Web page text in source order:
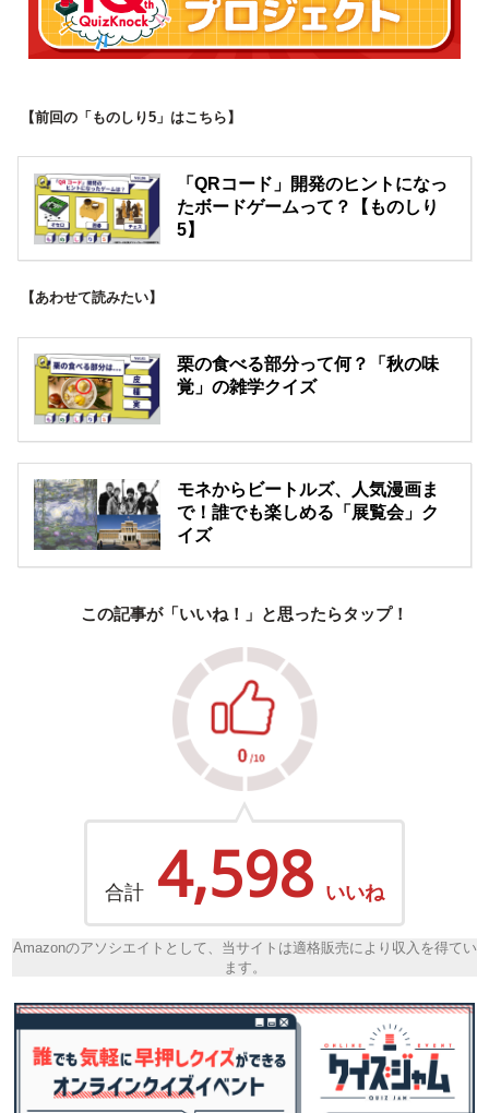
【前回の「ものしり5」はこちら】
「QRコード」開発のヒントになっ
たボードゲームって？【ものしり
5】
【あわせて読みたい】
栗の食べる部分って何？「秋の味
覚」の雑学クイズ
モネからビートルズ、人気漫画ま
で！誰でも楽しめる「展覧会」ク
イズ
この記事が「いいね！」と思ったらタップ！
合計 4,598 いいね
Amazonのアソシエイトとして、当サイトは適格販売により収入を得てい
ます。